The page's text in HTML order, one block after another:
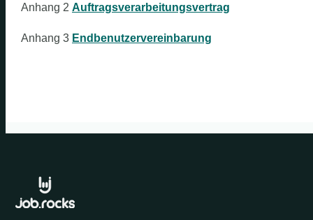
Anhang 2 Auftragsverarbeitungsvertrag
Anhang 3 Endbenutzervereinbarung